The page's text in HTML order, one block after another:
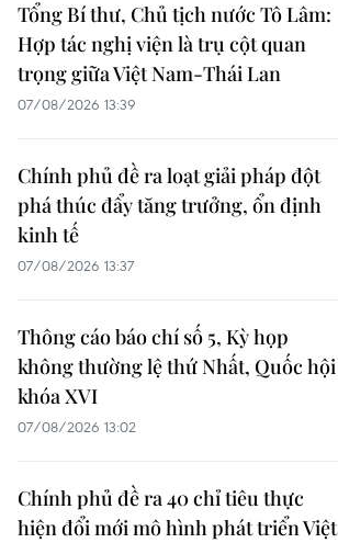
Tổng Bí thư, Chủ tịch nước Tô Lâm:
Hợp tác nghị viện là trụ cột quan
trọng giữa Việt Nam-Thái Lan
07/08/2026 13:39
Chính phủ đề ra loạt giải pháp đột
phá thúc đẩy tăng trưởng, ổn định
kinh tế
07/08/2026 13:37
Thông cáo báo chí số 5, Kỳ họp
không thường lệ thứ Nhất, Quốc hội
khóa XVI
07/08/2026 13:02
Chính phủ đề ra 40 chỉ tiêu thực
hiện đổi mới mô hình phát triển Việt